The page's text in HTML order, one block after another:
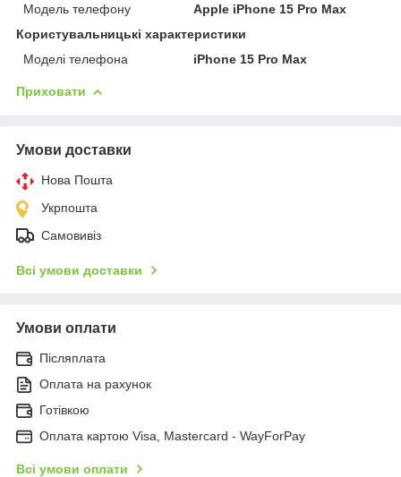
Модель телефону
Apple iPhone 15 Pro Max
Користувальницькі характеристики
Моделі телефона
iPhone 15 Pro Max
Приховати
Умови доставки
Нова Пошта
Укрпошта
Самовивіз
Всі умови доставки
Умови оплати
Післяплата
Оплата на рахунок
Готівкою
Оплата картою Visa, Mastercard - WayForPay
Всі умови оплати